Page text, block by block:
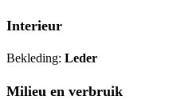
Interieur
Bekleding: Leder
Milieu en verbruik